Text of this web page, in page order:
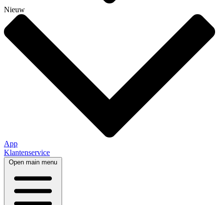
Nieuw
App
Klantenservice
Open main menu